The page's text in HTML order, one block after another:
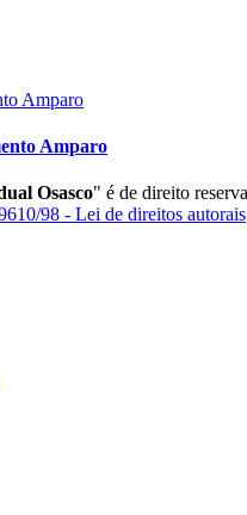
Amparo
Osasco" é de direito
98 - Lei de direitos autorais